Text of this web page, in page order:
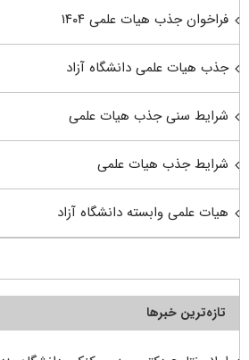
فراخوان جذب هیات علمی ۱۴۰۴
جذب هیات علمی دانشگاه آزاد
شرایط سنی جذب هیات علمی
شرایط جذب هیات علمی
هیات علمی وابسته دانشگاه آزاد
تازه‌ترین خبرها